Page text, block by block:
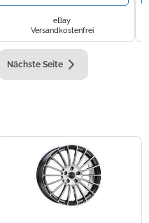
eBay
Versandkostenfrei
Nächste Seite